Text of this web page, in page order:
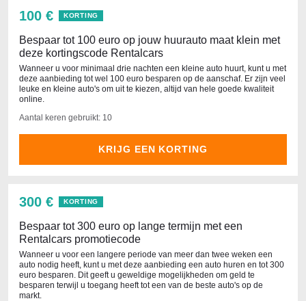
100 € KORTING
Bespaar tot 100 euro op jouw huurauto maat klein met
deze kortingscode Rentalcars
Wanneer u voor minimaal drie nachten een kleine auto huurt, kunt u met
deze aanbieding tot wel 100 euro besparen op de aanschaf. Er zijn veel
leuke en kleine auto's om uit te kiezen, altijd van hele goede kwaliteit
online.
Aantal keren gebruikt: 10
KRIJG EEN KORTING
300 € KORTING
Bespaar tot 300 euro op lange termijn met een
Rentalcars promotiecode
Wanneer u voor een langere periode van meer dan twee weken een
auto nodig heeft, kunt u met deze aanbieding een auto huren en tot 300
euro besparen. Dit geeft u geweldige mogelijkheden om geld te
besparen terwijl u toegang heeft tot een van de beste auto's op de
markt.